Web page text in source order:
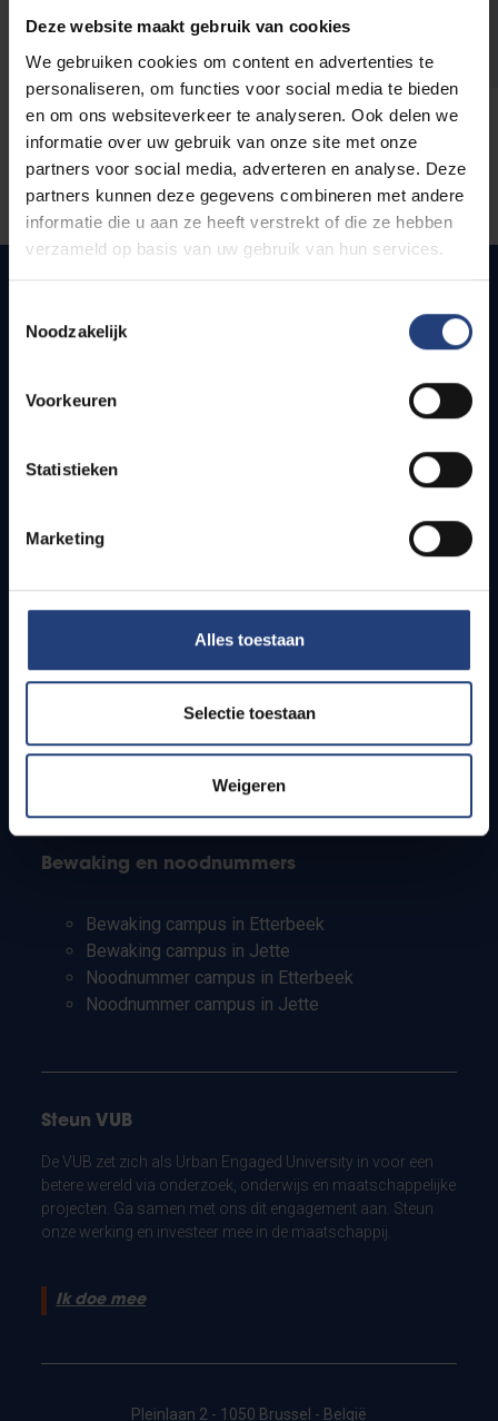
Deze website maakt gebruik van cookies
We gebruiken cookies om content en advertenties te
personaliseren, om functies voor social media te bieden
en om ons websiteverkeer te analyseren. Ook delen we
informatie over uw gebruik van onze site met onze
partners voor social media, adverteren en analyse. Deze
partners kunnen deze gegevens combineren met andere
informatie die u aan ze heeft verstrekt of die ze hebben
verzameld op basis van uw gebruik van hun services.
Noodzakelijk
Voorkeuren
Statistieken
Marketing
Alles toestaan
Selectie toestaan
Weigeren
Snel naar
Bereikbaarheid
Studenten
PhD-studenten
Leerkrachten en secundaire scholen
Bewaking en noodnummers
Bewaking campus in Etterbeek
Bewaking campus in Jette
Noodnummer campus in Etterbeek
Noodnummer campus in Jette
Steun VUB
De VUB zet zich als Urban Engaged University in voor een
betere wereld via onderzoek, onderwijs en maatschappelijke
projecten. Ga samen met ons dit engagement aan. Steun
onze werking en investeer mee in de maatschappij.
Ik doe mee
Pleinlaan 2 - 1050 Brussel - België